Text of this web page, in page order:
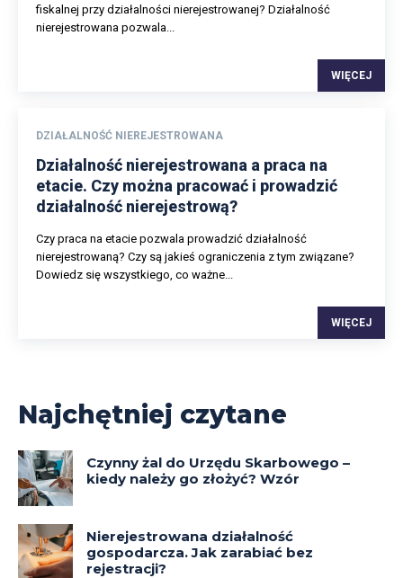
fiskalnej przy działalności nierejestrowanej? Działalność
nierejestrowana pozwala...
WIĘCEJ
DZIAŁALNOŚĆ NIEREJESTROWANA
Działalność nierejestrowana a praca na
etacie. Czy można pracować i prowadzić
działalność nierejestrową?
Czy praca na etacie pozwala prowadzić działalność
nierejestrowaną? Czy są jakieś ograniczenia z tym związane?
Dowiedz się wszystkiego, co ważne...
WIĘCEJ
Najchętniej czytane
Czynny żal do Urzędu Skarbowego –
kiedy należy go złożyć? Wzór
Nierejestrowana działalność
gospodarcza. Jak zarabiać bez
rejestracji?